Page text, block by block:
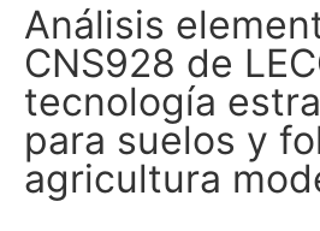
Análisis
CNS928 de
tecnología
para suelos y
agricultura